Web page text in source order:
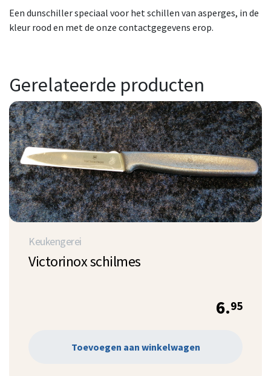
Een dunschiller speciaal voor het schillen van asperges, in de
kleur rood en met de onze contactgegevens erop.
Gerelateerde producten
Keukengerei
Victorinox schilmes
6.95
Toevoegen aan winkelwagen